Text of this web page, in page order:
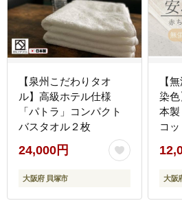
【泉州こだわりタオ
ル】高級ホテル仕様
「パトラ」コンパクト
バスタオル２枚
24,000円
大阪府 貝塚市
【
染色
本
コ
大阪